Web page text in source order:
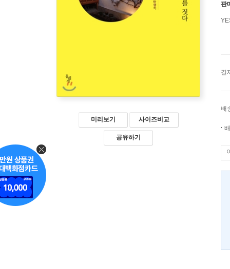
미리보기 사이즈비교
공유하기
판
결
배